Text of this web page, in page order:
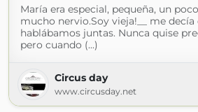
María era especial, pequeña, un
mucho nervio.Soy vieja!__ me decía
hablábamos juntas. Nunca quise
pero cuando (...)
Circus day
www.circusday.net